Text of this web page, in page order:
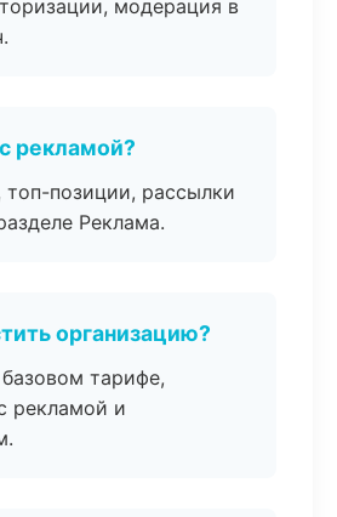
модерация в
рекламой?
позиции, рассылки
Реклама.
организацию?
тарифе,
рекламой и